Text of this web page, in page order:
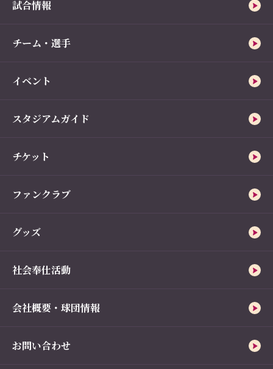
試合情報
チーム・選手
イベント
スタジアムガイド
チケット
ファンクラブ
グッズ
社会奉仕活動
会社概要・球団情報
お問い合わせ